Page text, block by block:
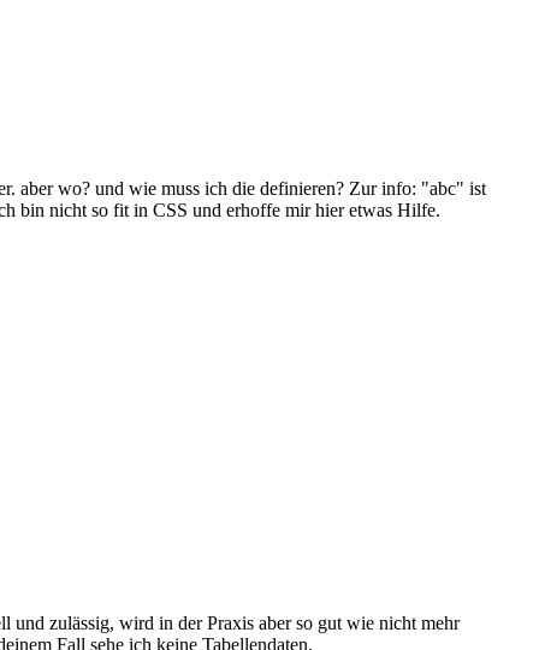
aber wo? und wie muss ich die definieren? Zur info: "abc" ist
bin nicht so fit in CSS und erhoffe mir hier etwas Hilfe.
und zulässig, wird in der Praxis aber so gut wie nicht mehr
Fall sehe ich keine Tabellendaten.